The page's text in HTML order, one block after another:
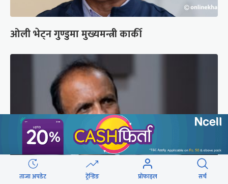
ओली भेट्न गुण्डुमा मुख्यमन्त्री कार्की
ताजा अपडेट ट्रेन्डिङ प्रोफाइल सर्च